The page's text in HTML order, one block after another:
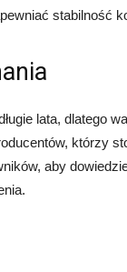
stabilność
lata, dlatego
którzy
aby